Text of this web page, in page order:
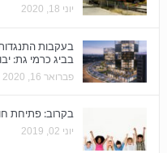
יוני 18, 2020
בעקבות
בביג כרמי גת:
פברואר 16, 2020
בקרוב: פתיחת
יוני 02, 2019